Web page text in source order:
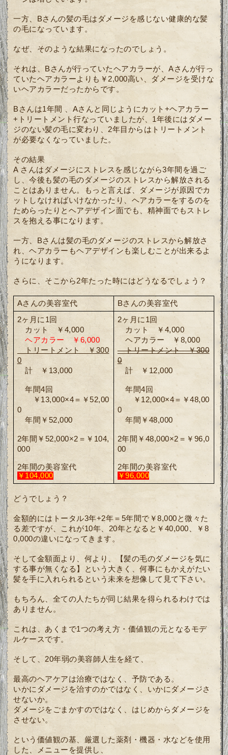
一方、Bさんの髪の毛はダメージを感じない健康的な髪
の毛になっています。
なぜ、そのような結果になったのでしょう。
それは、Bさんが行っていたヘアカラーが、Aさんが行っ
ていたヘアカラーよりも￥2,000高い、ダメージを受けな
いヘアカラーだったからです。
Bさんは1年間 、Aさんと同じようにカット+ヘアカラー
+トリートメント行なっていましたが、1年後にはダメー
ジのない髪の毛に変わり、2年目からはトリートメント
が必要なくなっていました。
その結果
A さんはダメージにストレスを感じながら3年間を過ご
し、今後も髪の毛のダメージのストレスから解放される
ことはありません。もっと言えば、ダメージが原因でカ
ットしなければいけなかったり、ヘアカラーをするのを
ためらったりとヘアデザイン面でも、精神面でもストレ
スを抱える事になります。
一方、Bさんは髪の毛のダメージのストレスから解放さ
れ、ヘアカラーもヘアデザインも楽しむことが出来るよ
うになります。
さらに、そこから2年たった時にはどうなるでしょう？
Aさんの美容室代
Bさんの美容室代
2ヶ月に1回
カット　￥4,000
ヘアカラー　￥6,000
トリートメント　￥300
0
計　￥13,000
年間4回
￥13,000×4＝￥52,00
0
年間￥52,000
2年間￥52,000×2＝￥104,
000
2年間の美容室代
￥104,000
2ヶ月に1回
カット　￥4,000
ヘアカラー　￥8,000
トリートメント　￥300
0
計　￥12,000
年間4回
￥12,000×4＝￥48,00
0
年間￥48,000
2年間￥48,000×2＝￥96,0
00
2年間の美容室代
￥96,000
どうでしょう？
金額的にはトータル3年+2年＝5年間で￥8,000と微々た
る差ですが、これが10年、20年となると￥40,000、￥8
0,000の違いになってきます。
そして金額面より、何より、【髪の毛のダメージを気に
する事が無くなる】という大きく、何事にもかえがたい
髪を手に入れられるという未来を想像して見て下さい。
もちろん、全ての人たちが同じ結果を得られるわけでは
ありません。
これは、あくまで1つの考え方・価値観の元となるモデ
ルケースです。
そして、20年弱の美容師人生を経て、
最高のヘアケアは治療ではなく、予防である。
いかにダメージを治すのかではなく、いかにダメージさ
せないか。
ダメージをごまかすのではなく、はじめからダメージを
させない。
という価値観の基、厳選した薬剤・機器・水などを使用
した、メニューを提供し、